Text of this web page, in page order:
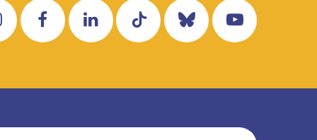
InstagramFacebookLinkedInTiktokBlueskyYouTube